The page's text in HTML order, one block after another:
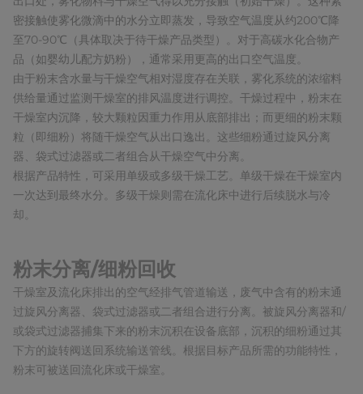
密接触使雾化微滴中的水分立即蒸发，导致空气温度从约200℃降
至70-90℃（具体取决于待干燥产品类型）。对于高碳水化合物产
品（如婴幼儿配方奶粉），通常采用更高的出口空气温度。
由于粉末含水量与干燥空气相对湿度存在关联，雾化系统的浓缩料
供给量通过监测干燥室的排风温度进行调控。干燥过程中，粉末在
干燥室内沉降，较大颗粒因重力作用从底部排出；而更细的粉末颗
粒（即细粉）将随干燥空气从出口逸出。这些细粉通过旋风分离
器、袋式过滤器或二者组合从干燥空气中分离。
根据产品特性，可采用单级或多级干燥工艺。单级干燥在干燥室内
一次达到最终水分。多级干燥则需在流化床中进行后续脱水与冷
却。
粉末分离/细粉回收
干燥室及流化床排出的空气经排气管道输送，废气中含有的粉末通
过旋风分离器、袋式过滤器或二者组合进行分离。被旋风分离器和/
或袋式过滤器捕集下来的粉末沉积在设备底部，沉积的细粉通过其
下方的旋转阀送回系统输送管线。根据目标产品所需的功能特性，
粉末可被送回流化床或干燥室。